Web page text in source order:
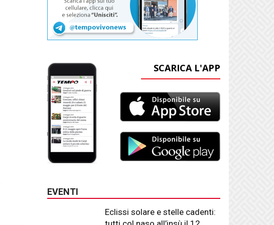
SCARICA L'APP
EVENTI
Eclissi solare e stelle cadenti: